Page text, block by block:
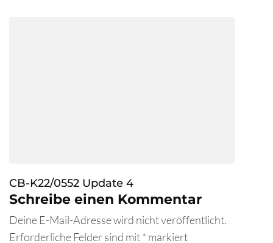
CB-K22/0552 Update 4
Schreibe einen Kommentar
Deine E-Mail-Adresse wird nicht veröffentlicht.
Erforderliche Felder sind mit* markiert